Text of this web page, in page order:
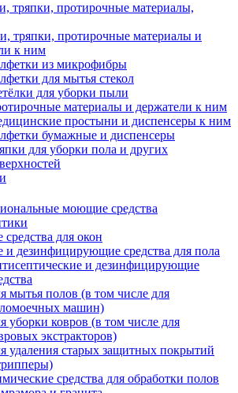
тряпки, протирочные материалы,
тряпки, протирочные материалы и
к ним
из микрофибры
для мытья стекол
для уборки пыли
материалы и держатели к ним
простыни и диспенсеры к ним
бумажные и диспенсеры
для уборки пола и других
моющие средства
для окон
дезинфицирующие средства для пола
и дезинфицирующие
мытья полов (в том числе для
машин)
уборки ковров (в том числе для
экстракторов)
удаления старых защитных покрытий
средства для обработки полов